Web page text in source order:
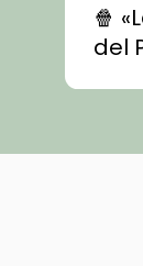
🍿
del
🍿